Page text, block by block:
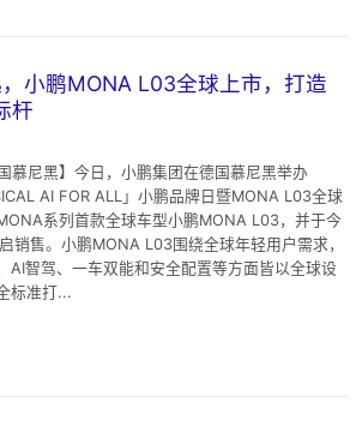
小鹏MONA L03全球上市，打造
杆
慕尼黑】今日，小鹏集团在德国慕尼黑举办
AI FOR ALL」小鹏品牌日暨MONA L03全球
系列首款全球车型小鹏MONA L03，并于今
销售。小鹏MONA L03围绕全球年轻用户需求，
AI智驾、一车双能和安全配置等方面皆以全球设
标准打...